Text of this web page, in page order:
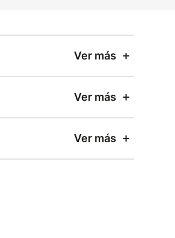
Ver más
Ver más
Ver más